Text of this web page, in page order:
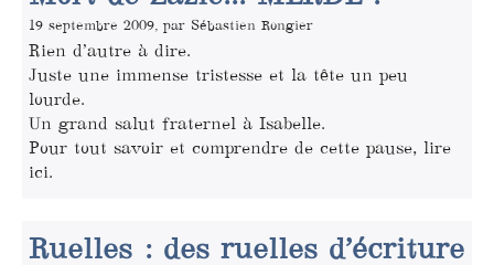
19 septembre 2009, par Sébastien Rongier
Rien d’autre à dire.
Juste une immense tristesse et la tête un peu
lourde.
Un grand salut fraternel à Isabelle.
Pour tout savoir et comprendre de cette pause, lire
ici.
Ruelles : des ruelles d’écriture